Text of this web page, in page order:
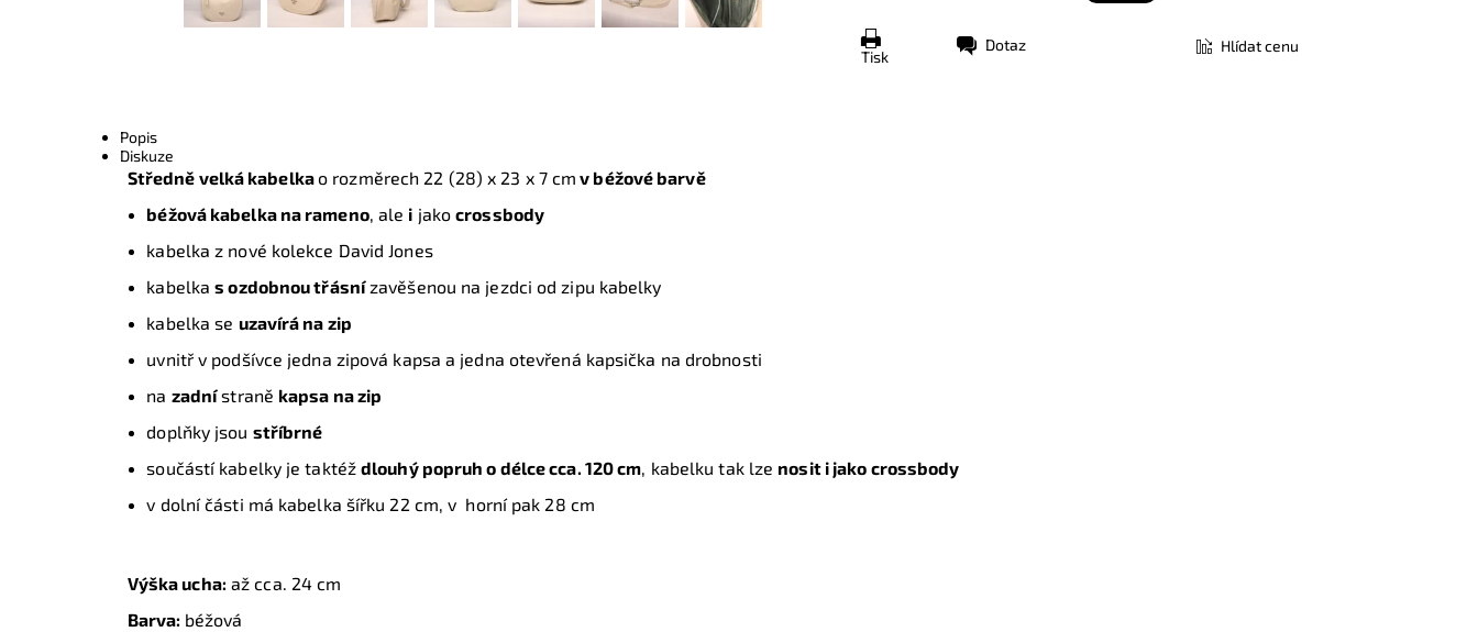
Tisk
Dotaz Hlídat cenu
Popis
Diskuze
Středně velká kabelkao rozměrech 22 (28) x 23 x 7 cm v béžové barvě
béžová kabelka na rameno, ale i jakocrossbody
kabelka z nové kolekce David Jones
kabelkas ozdobnou třásnízavěšenou na jezdci od zipu kabelky
kabelka se uzavírá na zip
uvnitř v podšívce jedna zipová kapsa a jedna otevřená kapsička na drobnosti
na zadnístraně kapsa na zip
doplňky jsou stříbrné
součástí kabelky je taktéždlouhý popruh o délce cca. 120 cm, kabelku tak lze nosit i jako crossbody
v dolní části má kabelka šířku 22 cm, v horní pak 28 cm
Výška ucha:až cca. 24 cm
Barva: béžová